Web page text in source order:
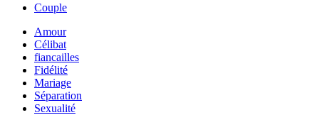
Couple
Amour
Célibat
fiancailles
Fidélité
Mariage
Séparation
Sexualité